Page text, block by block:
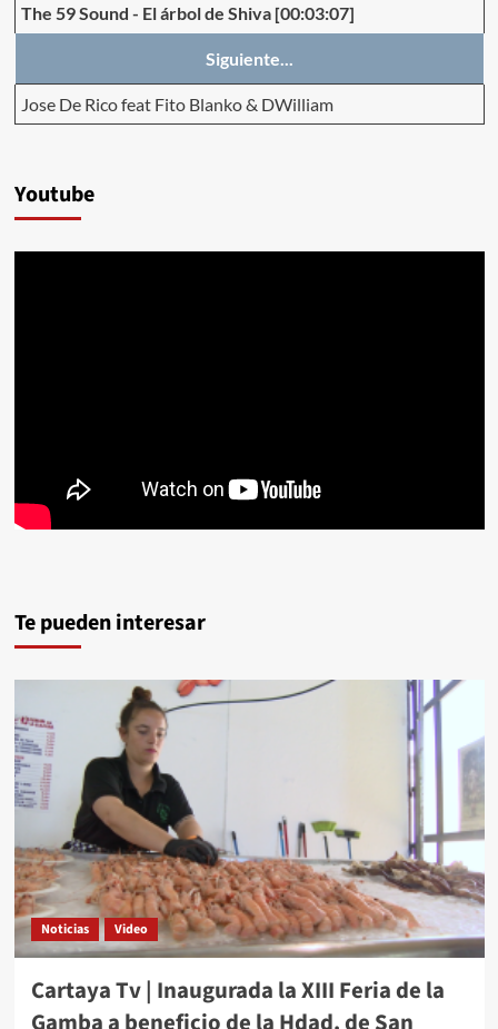
The 59 Sound - El árbol de Shiva [00:03:07]
Siguiente...
Jose De Rico feat Fito Blanko & DWilliam
Youtube
Te pueden interesar
Noticias Video
Cartaya Tv | Inaugurada la XIII Feria de la
Gamba a beneficio de la Hdad. de San